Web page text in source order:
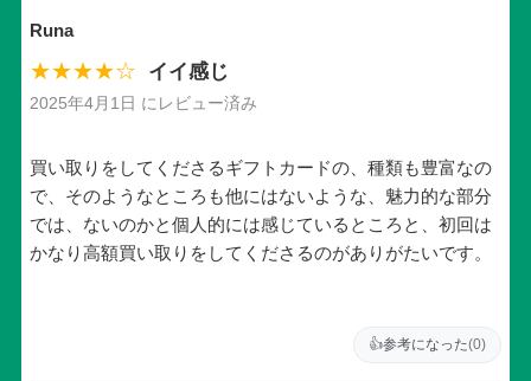
Runa
★★★★☆ イイ感じ
2025年4月1日 にレビュー済み
買い取りをしてくださるギフトカードの、種類も豊富なの
で、そのようなところも他にはないような、魅力的な部分
では、ないのかと個人的には感じているところと、初回は
かなり高額買い取りをしてくださるのがありがたいです。
👍参考になった(0)